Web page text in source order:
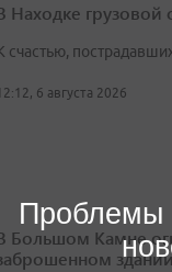
Находке грузовой
счастью,
6 августа 2026
Большом Камне
Проблемы